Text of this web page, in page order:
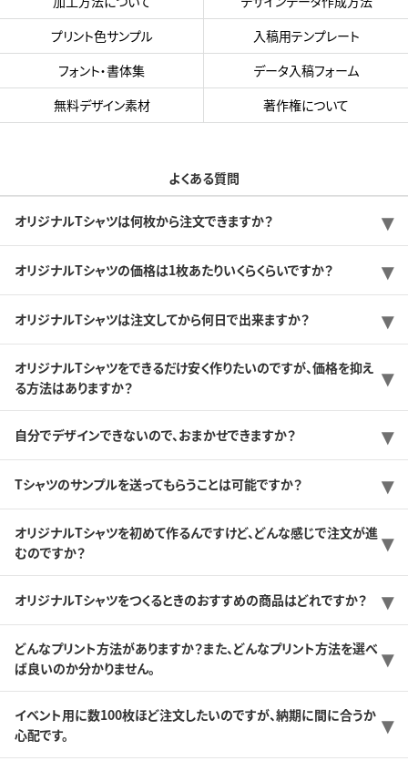
プリント色サンプル
入稿用テンプレート
フォント・書体集
データ入稿フォーム
無料デザイン素材
著作権について
よくある質問
オリジナルTシャツは何枚から注文できますか？
オリジナルTシャツの価格は1枚あたりいくらくらいですか？
オリジナルTシャツは注文してから何日で出来ますか？
オリジナルTシャツをできるだけ安く作りたいのですが、価格を抑え
る方法はありますか？
自分でデザインできないので、おまかせできますか？
Tシャツのサンプルを送ってもらうことは可能ですか？
オリジナルTシャツを初めて作るんですけど、どんな感じで注文が進
むのですか？
オリジナルTシャツをつくるときのおすすめの商品はどれですか？
どんなプリント方法がありますか？また、どんなプリント方法を選べ
ば良いのか分かりません。
イベント用に数100枚ほど注文したいのですが、納期に間に合うか
心配です。